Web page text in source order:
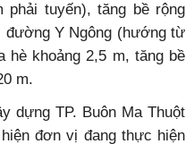
tuyến), tăng bề rộng
đường Y Ngông (hướng từ
hè khoảng 2,5 m, tăng bề
m.
dựng TP. Buôn Ma Thuột
đơn vị đang thực hiện